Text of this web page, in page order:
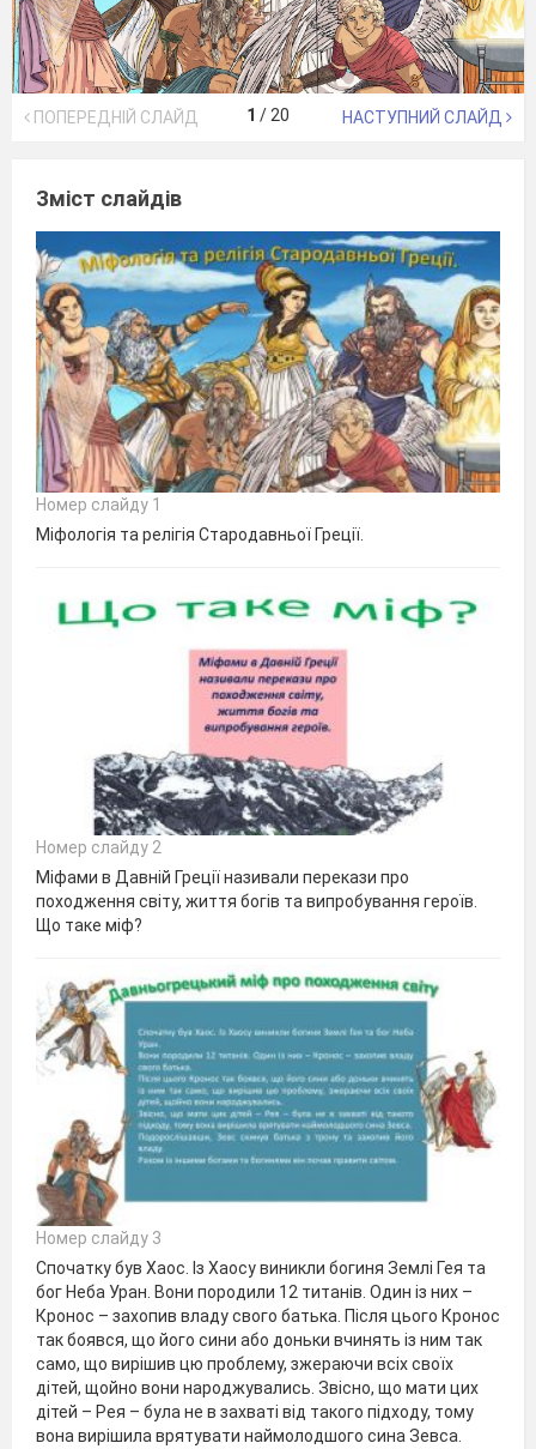
ПОПЕРЕДНІЙ СЛАЙД 1 / 20 НАСТУПНИЙ СЛАЙД
Зміст слайдів
Номер слайду 1
Міфологія та релігія Стародавньої Греції.
Номер слайду 2
Міфами в Давній Греції називали перекази про
походження світу, життя богів та випробування героїв.
Що таке міф?
Номер слайду 3
Спочатку був Хаос. Із Хаосу виникли богиня Землі Гея та
бог Неба Уран. Вони породили 12 титанів. Один із них –
Кронос – захопив владу свого батька. Після цього Кронос
так боявся, що його сини або доньки вчинять із ним так
само, що вирішив цю проблему, зжераючи всіх своїх
дітей, щойно вони народжувались. Звісно, що мати цих
дітей – Рея – була не в захваті від такого підходу, тому
вона вирішила врятувати наймолодшого сина Зевса.